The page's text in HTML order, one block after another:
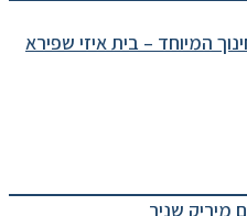
המיוחד – בית איזי שפירא
מיריק שניר